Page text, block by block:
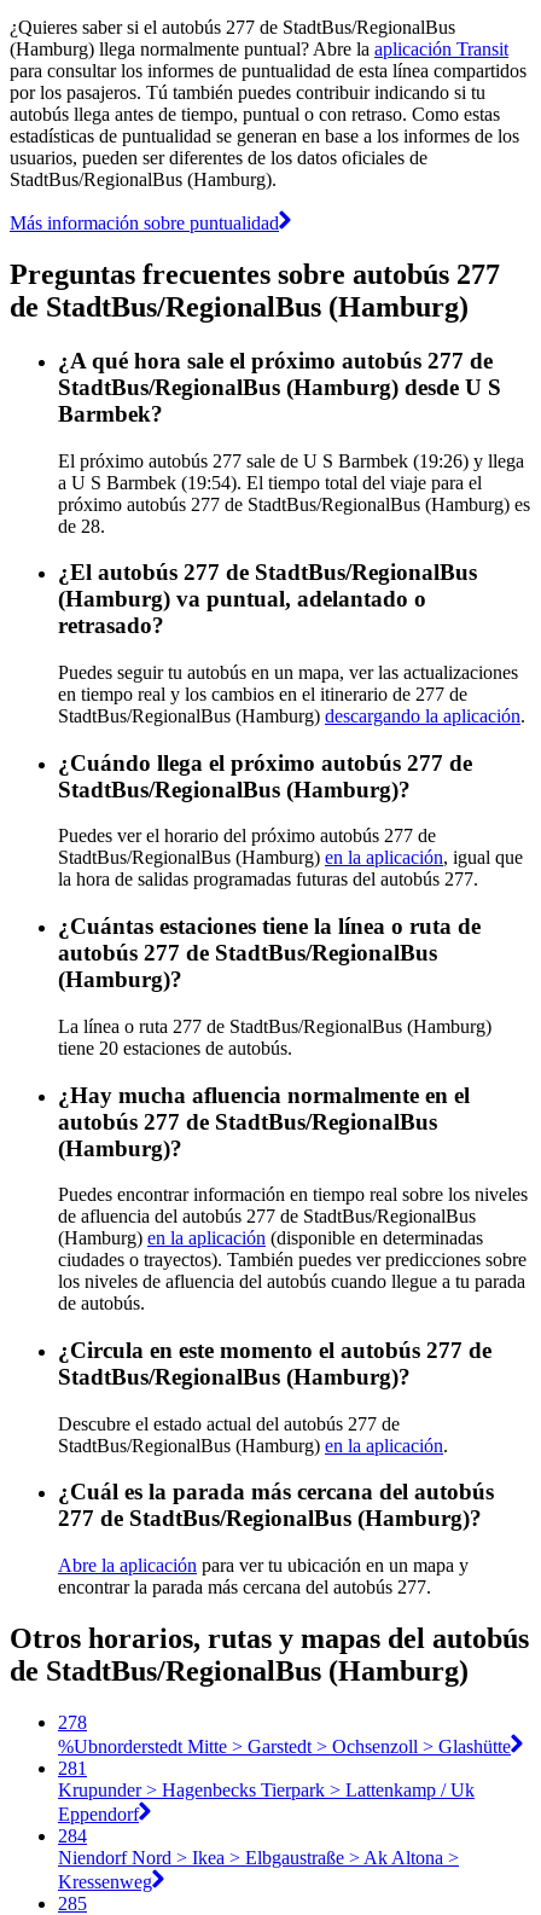
¿Quieres saber si el autobús 277 de StadtBus/RegionalBus
(Hamburg) llega normalmente puntual? Abre la aplicación Transit
para consultar los informes de puntualidad de esta línea compartidos
por los pasajeros. Tú también puedes contribuir indicando si tu
autobús llega antes de tiempo, puntual o con retraso. Como estas
estadísticas de puntualidad se generan en base a los informes de los
usuarios, pueden ser diferentes de los datos oficiales de
StadtBus/RegionalBus (Hamburg).
Más información sobre puntualidad
Preguntas frecuentes sobre autobús 277
de StadtBus/RegionalBus (Hamburg)
¿A qué hora sale el próximo autobús 277 de
StadtBus/RegionalBus (Hamburg) desde U S
Barmbek?
El próximo autobús 277 sale de U S Barmbek (19:26) y llega
a U S Barmbek (19:54). El tiempo total del viaje para el
próximo autobús 277 de StadtBus/RegionalBus (Hamburg) es
de 28.
¿El autobús 277 de StadtBus/RegionalBus
(Hamburg) va puntual, adelantado o
retrasado?
Puedes seguir tu autobús en un mapa, ver las actualizaciones
en tiempo real y los cambios en el itinerario de 277 de
StadtBus/RegionalBus (Hamburg) descargando la aplicación.
¿Cuándo llega el próximo autobús 277 de
StadtBus/RegionalBus (Hamburg)?
Puedes ver el horario del próximo autobús 277 de
StadtBus/RegionalBus (Hamburg) en la aplicación, igual que
la hora de salidas programadas futuras del autobús 277.
¿Cuántas estaciones tiene la línea o ruta de
autobús 277 de StadtBus/RegionalBus
(Hamburg)?
La línea o ruta 277 de StadtBus/RegionalBus (Hamburg)
tiene 20 estaciones de autobús.
¿Hay mucha afluencia normalmente en el
autobús 277 de StadtBus/RegionalBus
(Hamburg)?
Puedes encontrar información en tiempo real sobre los niveles
de afluencia del autobús 277 de StadtBus/RegionalBus
(Hamburg) en la aplicación (disponible en determinadas
ciudades o trayectos). También puedes ver predicciones sobre
los niveles de afluencia del autobús cuando llegue a tu parada
de autobús.
¿Circula en este momento el autobús 277 de
StadtBus/RegionalBus (Hamburg)?
Descubre el estado actual del autobús 277 de
StadtBus/RegionalBus (Hamburg) en la aplicación.
¿Cuál es la parada más cercana del autobús
277 de StadtBus/RegionalBus (Hamburg)?
Abre la aplicación para ver tu ubicación en un mapa y
encontrar la parada más cercana del autobús 277.
Otros horarios, rutas y mapas del autobús
de StadtBus/RegionalBus (Hamburg)
278
%Ubnorderstedt Mitte > Garstedt > Ochsenzoll > Glashütte
281
Krupunder > Hagenbecks Tierpark > Lattenkamp / Uk
Eppendorf
284
Niendorf Nord > Ikea > Elbgaustraße > Ak Altona >
Kressenweg
285